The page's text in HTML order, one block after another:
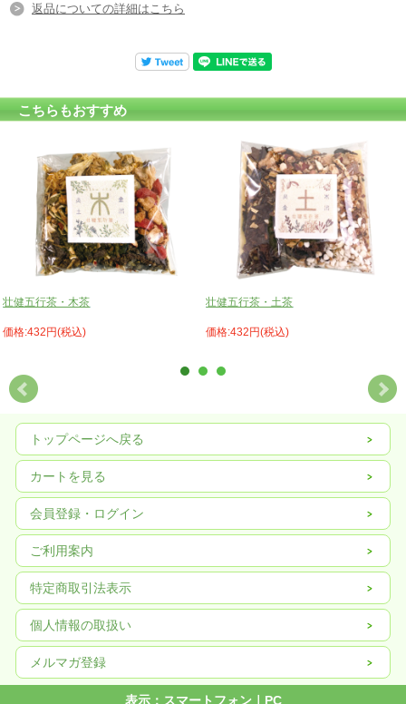
返品についての詳細はこちら
こちらもおすすめ
壮健五行茶・木茶
価格:432円(税込)
壮健五行茶・土茶
価格:432円(税込)
トップページへ戻る
カートを見る
会員登録・ログイン
ご利用案内
特定商取引法表示
個人情報の取扱い
メルマガ登録
表示：スマートフォン｜ PC